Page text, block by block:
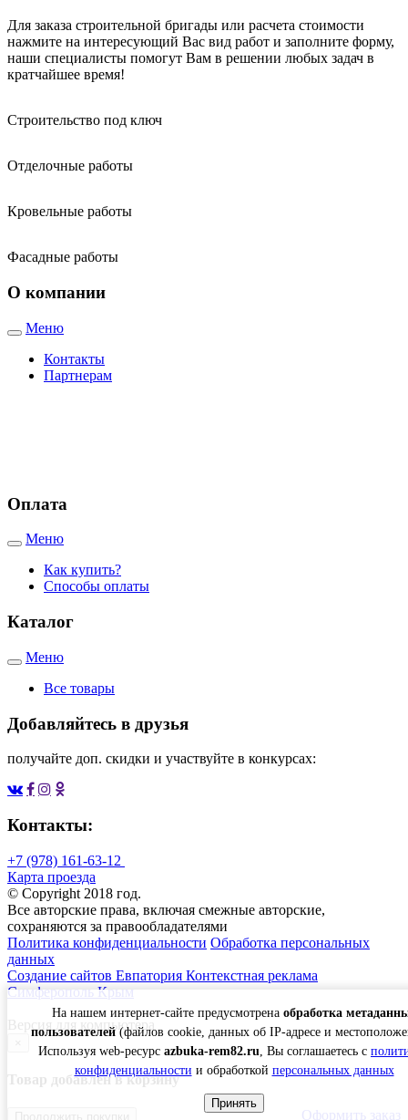
На нашем интернет-сайте предусмотрена обработка
пользователей (файлов cookie, данных об IP-адресе и
Используя web-ресурс azbuka-rem82.ru, Вы соглашаетесь с
конфиденциальности и обработкой персональных данных
Принять
Для заказа строительной бригады или расчета стоимости
нажмите на интересующий Вас вид работ и заполните форму,
наши специалисты помогут Вам в решении любых задач в
кратчайшее время!
Строительство под ключ
Отделочные работы
Кровельные работы
Фасадные работы
О компании
Toggle
navigation
Меню
Контакты
Партнерам
Оплата
Toggle
navigation
Меню
Как купить?
Способы оплаты
Каталог
Toggle
navigation
Меню
Все товары
Добавляйтесь в друзья
получайте доп. скидки и участвуйте в конкурсах:
Контакты:
+7 (978) 161-63-12
Карта проезда
© Copyright 2018 год.
Все авторские права, включая смежные авторские,
сохраняются за правообладателями
Политика конфиденциальности Обработка персональных
данных
Создание сайтов Евпатория Контекстная реклама
Симферополь Крым
Версия для компьютера
Товар добавлен в корзину
Оформить заказ